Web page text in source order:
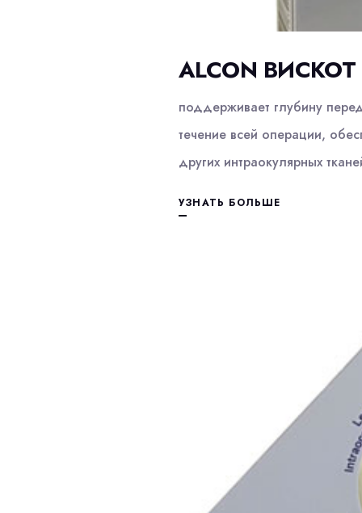
ALCON ВИСКОТ
поддерживает глубину
течение всей операции,
других интраокулярных
УЗНАТЬ БОЛЬШЕ